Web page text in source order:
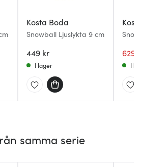
Kosta Boda
Snowball Ljuslykta 9 cm
449 kr
I lager
629
I
samma serie